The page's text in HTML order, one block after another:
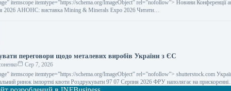
itemscope itemtype=”https://schema.org/ImageObject” rel=”nofollow”> Новини Конференції
2026 АНОНС: виставка Mining & Minerals Expo 2026 Читати…
переговори щодо металевих виробів України з ЄС
Сер 7, 2026
itemscope itemtype=”https://schema.org/ImageObject” rel=”nofollow”> shutterstock.com
ринок імпортні квоти Роздрукувати 97 07 Серпня 2026 ФРУ наполягає на